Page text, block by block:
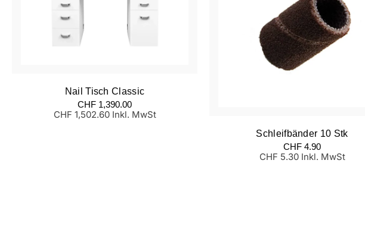
Nail Tisch Classic
Normaler
Preis
CHF 1,390.00
CHF 1,502.60 Inkl. MwSt
Schleifbänder 10 Stk
Normaler
Preis
CHF 4.90
CHF 5.30 Inkl. MwSt